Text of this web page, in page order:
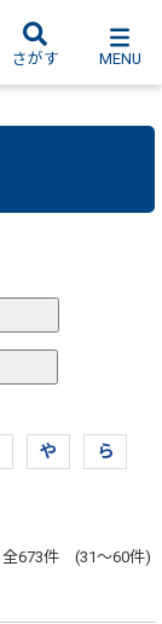
さがす MENU
や ら
全673件 (31～60件)